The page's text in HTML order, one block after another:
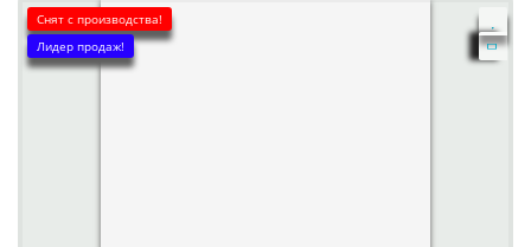
Снят с производства!
Лидер продаж!